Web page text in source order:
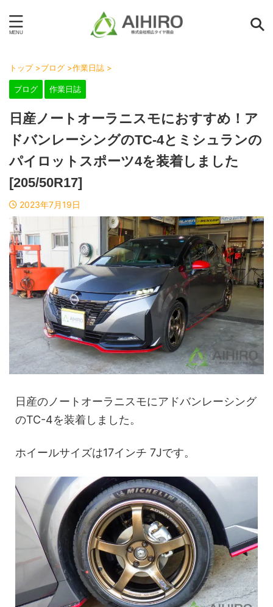
トップ >ブログ >作業日誌 >
ブログ 作業日誌
日産ノートオーラニスモにおすすめ！ア
ドバンレーシングのTC-4とミシュランの
パイロットスポーツ4を装着しました
[205/50R17]
2023年7月19日
日産のノートオーラニスモにアドバンレーシング
のTC-4を装着しました。
ホイールサイズは17インチ 7Jです。